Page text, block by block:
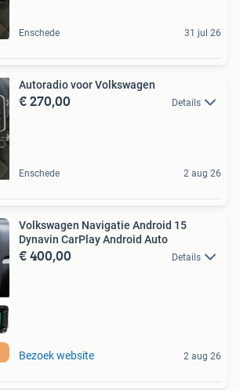
Enschede 31 jul 26
Autoradio voor Volkswagen
€ 270,00 Details
Enschede 2 aug 26
Volkswagen Navigatie Android 15
Dynavin CarPlay Android Auto
€ 400,00 Details
Bezoek website 2 aug 26